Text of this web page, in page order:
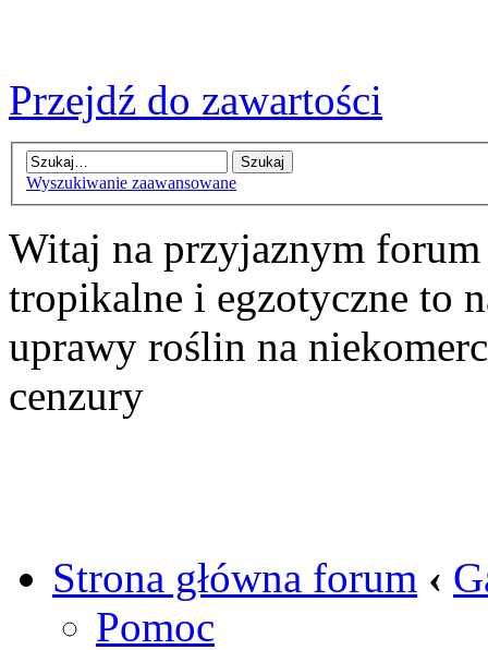
Przejdź do zawartości
Wyszukiwanie zaawansowane
Witaj na przyjaznym
tropikalne i egzotyczne to
uprawy roślin na
cenzury
Strona główna forum ‹
Pomoc